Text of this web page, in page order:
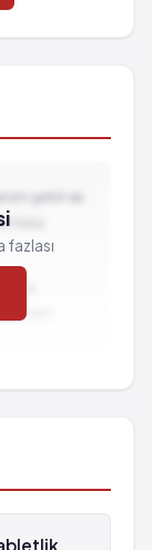
şekli ve
fazlası